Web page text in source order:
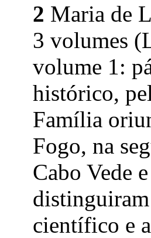
2 Maria de
3 volumes
volume 1:
histórico,
Família
Fogo, na
Cabo Vede
científico e